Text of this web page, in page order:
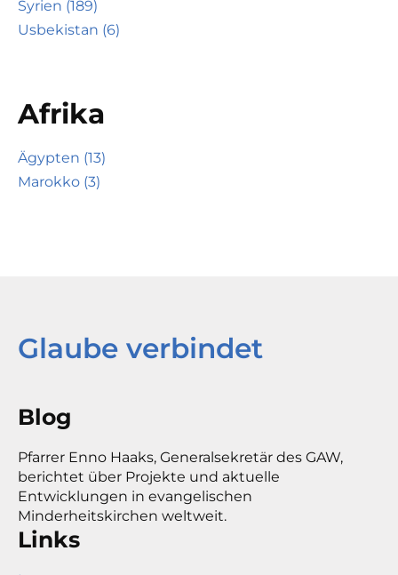
Syrien (189)
Usbekistan (6)
Afrika
Ägypten (13)
Marokko (3)
Glaube verbindet
Blog
Pfarrer Enno Haaks, Generalsekretär des GAW,
berichtet über Projekte und aktuelle
Entwicklungen in evangelischen
Minderheitskirchen weltweit.
Links